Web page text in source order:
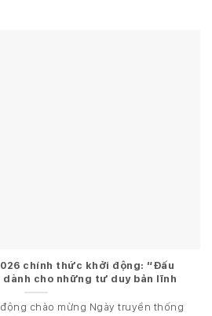
chính thức khởi động: “Đấu
cho những tư duy bản lĩnh
chào mừng Ngày truyền thống